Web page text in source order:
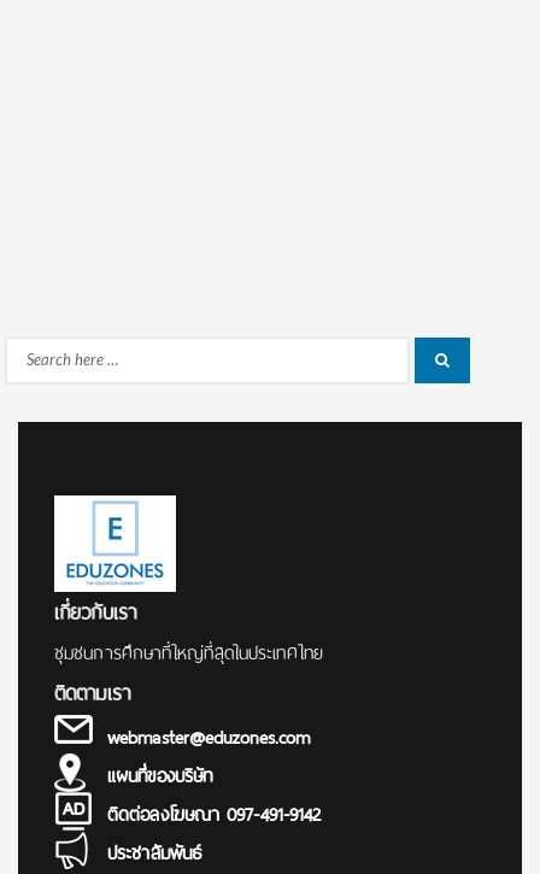
Search
เกี่ยวกับเรา
ชุมชนการศึกษาที่ใหญ่ที่สุดในประเทศไทย
ติดตามเรา
webmaster@eduzones.com
แผนที่ของบริษัท
ติดต่อลงโฆษณา 097-491-9142
ประชาสัมพันธ์